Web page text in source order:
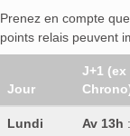
Prenez en compte
points relais peuvent
Jour
J+1 (ex
Lundi Av 13h